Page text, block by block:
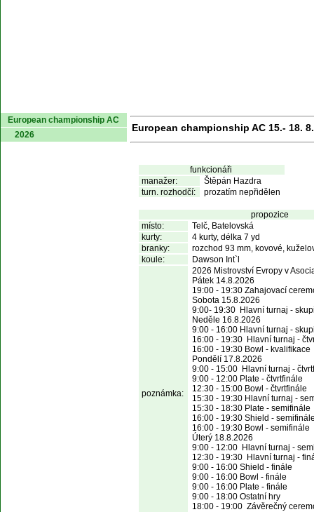
European championship AC
2026
European championship AC 15.- 18.
funkcionáři
manažer:
Štěpán Hazdra
turn. rozhodčí:
prozatím nepřidělen
propozice
místo:
Telč, Batelovská
kurty:
4 kurty, délka 7 yd
branky:
rozchod 93 mm, kovové,
koule:
Dawson Int`l
poznámka:
2026 Mistrovství Evropy v
Pátek 14.8.2026
19:00 - 19:30 Zahajovací
Sobota 15.8.2026
9:00- 19:30  Hlavní turnaj -
Neděle 16.8.2026
9:00 - 16:00 Hlavní turnaj -
16:00 - 19:30  Hlavní turnaj -
16:00 - 19:30 Bowl - kvalifikace
Pondělí 17.8.2026
9:00 - 15:00  Hlavní turnaj -
9:00 - 12:00 Plate - čtvrtfinále
12:30 - 15:00 Bowl - čtvrtfinále
15:30 - 19:30 Hlavní turnaj -
15:30 - 18:30 Plate - semifinále
16:00 - 19:30 Shield -
16:00 - 19:30 Bowl - semifinále
Úterý 18.8.2026
9:00 - 12:00  Hlavní turnaj -
12:30 - 19:30  Hlavní turnaj -
9:00 - 16:00 Shield - finále
9:00 - 16:00 Bowl - finále
9:00 - 16:00 Plate - finále
9:00 - 18:00 Ostatní hry
18:00 - 19:00  Závěrečný